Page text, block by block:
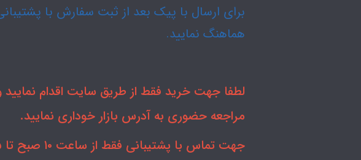
برای ارسال با پیک بعد از ثبت سفارش با
هماهنگ نمایید.
لطفا جهت خرید فقط از طریق سایت اقدام نمایید
مراجعه حضوری به آدرس بازار خوداری نمایید.
جهت